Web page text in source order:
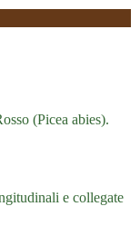
(Picea abies).
e collegate